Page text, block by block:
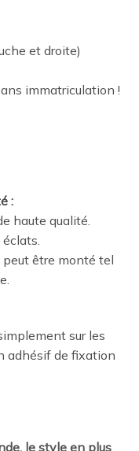
et droite)
immatriculation !
:
haute qualité.
peut être monté tel
sur les
adhésif de fixation
le style en plus